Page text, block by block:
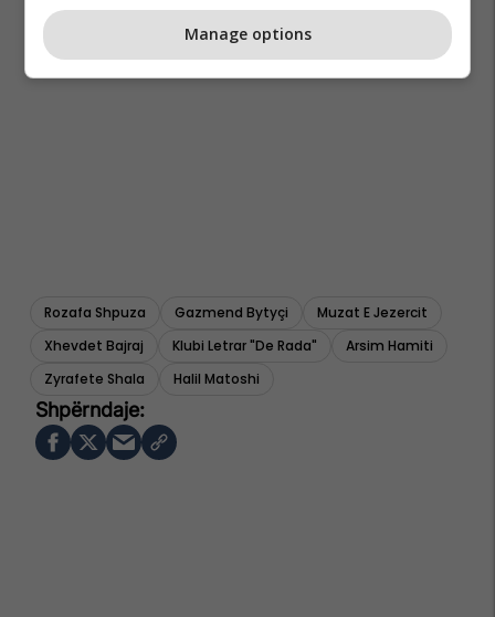
Rozafa Shpuza Gazmend Bytyçi
Muzat E Jezercit
Xhevdet Bajraj
Klubi Letrar "de Rada"
Arsim Hamiti
Zyrafete Shala
Halil Matoshi
Manage options